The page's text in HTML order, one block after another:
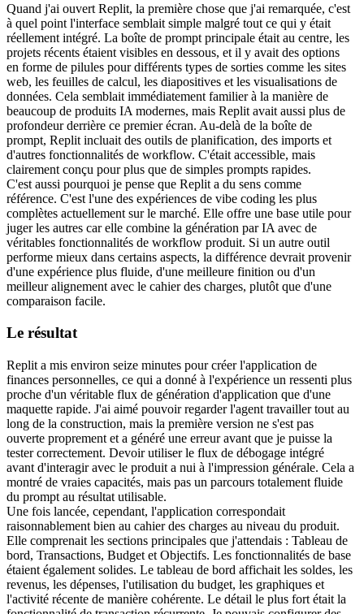
Quand j'ai ouvert Replit, la première chose que j'ai remarquée, c'est
à quel point l'interface semblait simple malgré tout ce qui y était
réellement intégré. La boîte de prompt principale était au centre, les
projets récents étaient visibles en dessous, et il y avait des options
en forme de pilules pour différents types de sorties comme les sites
web, les feuilles de calcul, les diapositives et les visualisations de
données. Cela semblait immédiatement familier à la manière de
beaucoup de produits IA modernes, mais Replit avait aussi plus de
profondeur derrière ce premier écran. Au-delà de la boîte de
prompt, Replit incluait des outils de planification, des imports et
d'autres fonctionnalités de workflow. C'était accessible, mais
clairement conçu pour plus que de simples prompts rapides.
C'est aussi pourquoi je pense que Replit a du sens comme
référence. C'est l'une des expériences de vibe coding les plus
complètes actuellement sur le marché. Elle offre une base utile pour
juger les autres car elle combine la génération par IA avec de
véritables fonctionnalités de workflow produit. Si un autre outil
performe mieux dans certains aspects, la différence devrait provenir
d'une expérience plus fluide, d'une meilleure finition ou d'un
meilleur alignement avec le cahier des charges, plutôt que d'une
comparaison facile.
Le résultat
Replit a mis environ seize minutes pour créer l'application de
finances personnelles, ce qui a donné à l'expérience un ressenti plus
proche d'un véritable flux de génération d'application que d'une
maquette rapide. J'ai aimé pouvoir regarder l'agent travailler tout au
long de la construction, mais la première version ne s'est pas
ouverte proprement et a généré une erreur avant que je puisse la
tester correctement. Devoir utiliser le flux de débogage intégré
avant d'interagir avec le produit a nui à l'impression générale. Cela a
montré de vraies capacités, mais pas un parcours totalement fluide
du prompt au résultat utilisable.
Une fois lancée, cependant, l'application correspondait
raisonnablement bien au cahier des charges au niveau du produit.
Elle comprenait les sections principales que j'attendais : Tableau de
bord, Transactions, Budget et Objectifs. Les fonctionnalités de base
étaient également solides. Le tableau de bord affichait les soldes, les
revenus, les dépenses, l'utilisation du budget, les graphiques et
l'activité récente de manière cohérente. Le détail le plus fort était la